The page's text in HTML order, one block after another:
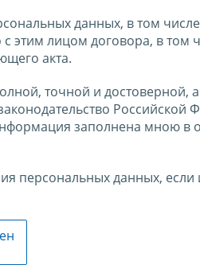
данных, в том
этим лицом договора, в том
акта.
точной и достоверной,
Российской
заполнена мною в
персональных данных,